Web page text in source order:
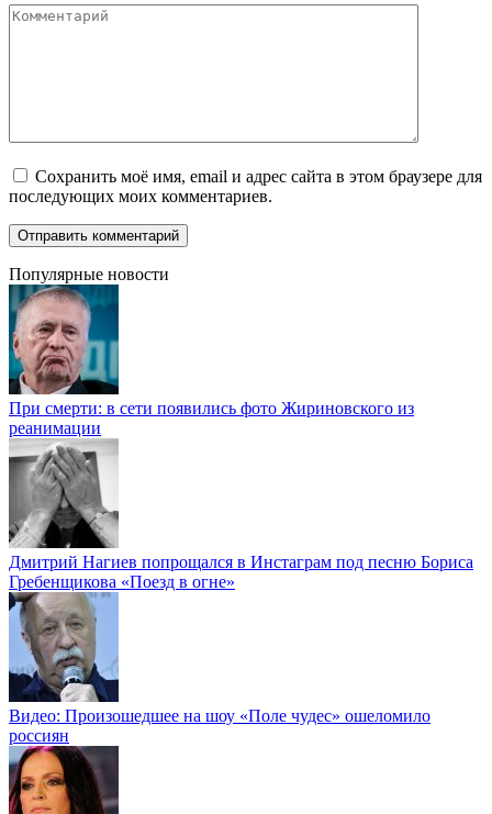
Комментарий
Сохранить моё имя, email и адрес сайта в этом браузере для
последующих моих комментариев.
Популярные новости
При смерти: в сети появились фото Жириновского из
реанимации
Дмитрий Нагиев попрощался в Инстаграм под песню Бориса
Гребенщикова «Поезд в огне»
Видео: Произошедшее на шоу «Поле чудес» ошеломило
россиян